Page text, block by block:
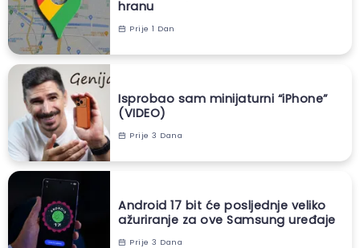
hranu
Prije 1 Dan
Isprobao sam minijaturni “iPhone”
(VIDEO)
Prije 3 Dana
Android 17 bit će posljednje veliko
ažuriranje za ove Samsung uređaje
Prije 3 Dana